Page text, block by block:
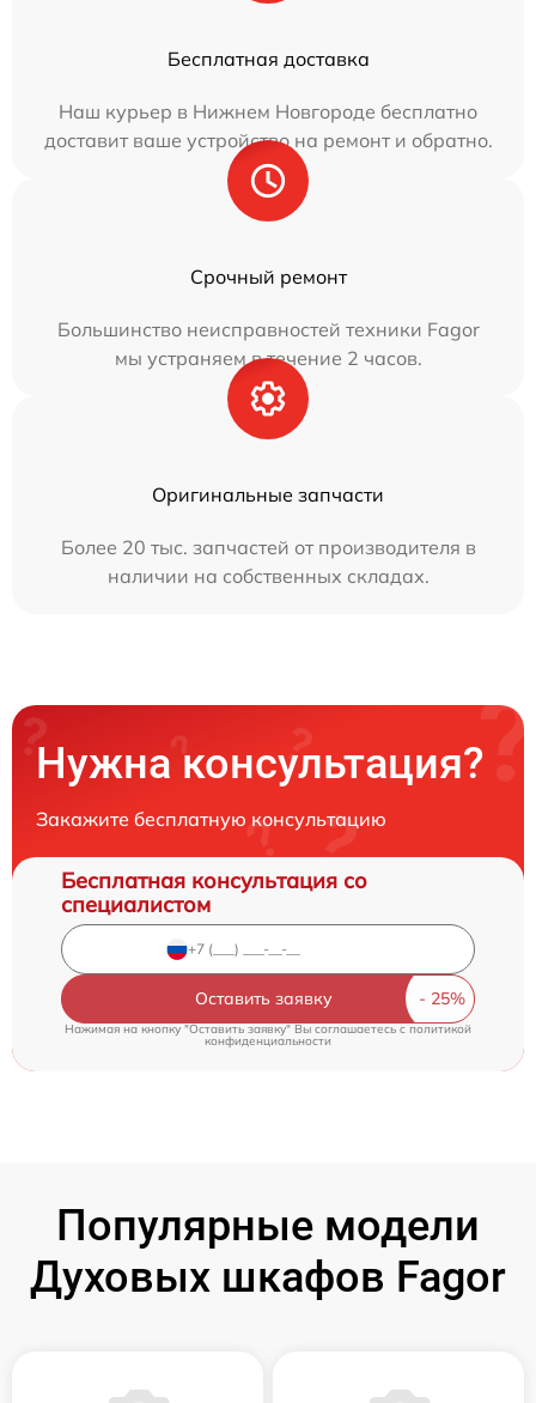
Бесплатная доставка
Наш курьер в Нижнем Новгороде бесплатно
доставит ваше устройство на ремонт и обратно.
Срочный ремонт
Большинство неисправностей техники Fagor
мы устраняем в течение 2 часов.
Оригинальные запчасти
Более 20 тыс. запчастей от производителя в
наличии на собственных складах.
Нужна консультация?
Закажите бесплатную консультацию
Бесплатная консультация со
специалистом
Оставить заявку
Нажимая на кнопку "Оставить заявку" Вы соглашаетесь cполитикой
конфиденциальности
Популярные модели
Духовых шкафов Fagor